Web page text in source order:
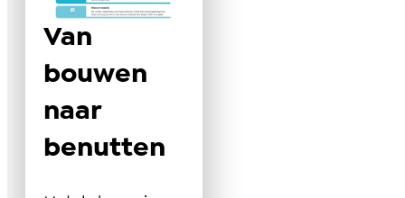
Van
bouwen
naar
benutten